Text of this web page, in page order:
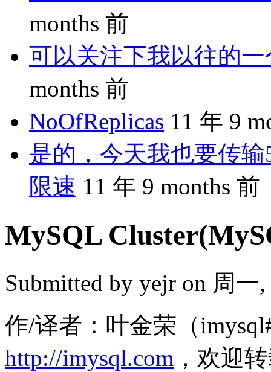
months 前
可以关注下我以往的
months 前
NoOfReplicas 11 年 9
是的，今天我也要传
限速 11 年 9 months 前
MySQL
Submitted by yejr on 周一,
作/译者：叶金荣（
http://imysql.com ，欢迎